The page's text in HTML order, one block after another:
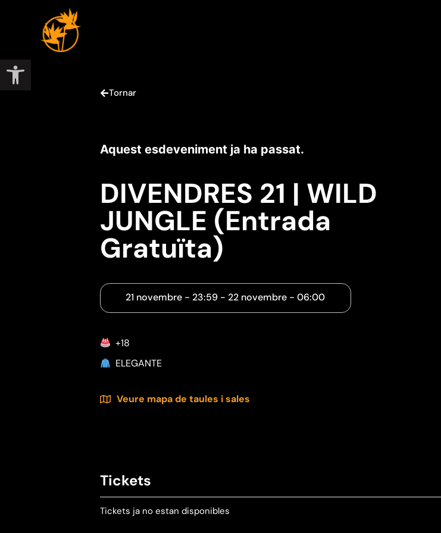
Obre la barra d'eines
Tornar
Aquest esdeveniment ja ha passat.
DIVENDRES 21 | WILD
JUNGLE (Entrada
Gratuïta)
21 novembre - 23:59 - 22 novembre -06:00
+18
ELEGANTE
Veure mapa de taules i sales
Tickets
Tickets ja no estan disponibles